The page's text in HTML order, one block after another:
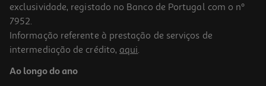
Café Delta Moido Colômbia 220g
27.23 €/Kg
exclusividade, registado no Banco de Portugal com o nº
7952.
Informação referente à prestação de serviços de
intermediação de crédito, aqui.
Ao longo do ano